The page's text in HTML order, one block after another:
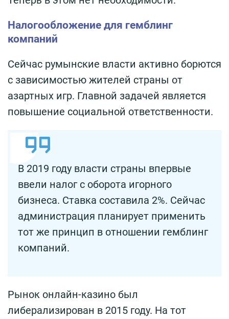
Налогообложение для гемблинг
компаний
Сейчас румынские власти активно борются
с зависимостью жителей страны от
азартных игр. Главной задачей является
повышение социальной ответственности.
В 2019 году власти страны впервые
ввели налог с оборота игорного
бизнеса. Ставка составила 2%. Сейчас
администрация планирует применить
тот же принцип в отношении гемблинг
компаний.
Рынок онлайн-казино был
либерализирован в 2015 году. На тот